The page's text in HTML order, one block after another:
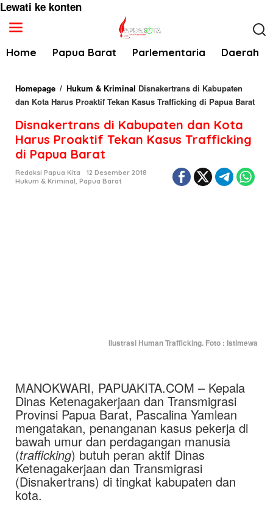
Lewati ke konten
Home Papua Barat Parlementaria Daerah
Homepage / Hukum & Kriminal Disnakertrans di Kabupaten
dan Kota Harus Proaktif Tekan Kasus Trafficking di Papua Barat
Disnakertrans di Kabupaten dan Kota
Harus Proaktif Tekan Kasus Trafficking
di Papua Barat
Redaksi Papua Kita
12 Desember 2018
Hukum & Kriminal, Papua Barat
Ilustrasi Human Trafficking. Foto : Istimewa
MANOKWARI, PAPUAKITA.COM – Kepala
Dinas Ketenagakerjaan dan Transmigrasi
Provinsi Papua Barat, Pascalina Yamlean
mengatakan, penanganan kasus pekerja di
bawah umur dan perdagangan manusia
(trafficking) butuh peran aktif Dinas
Ketenagakerjaan dan Transmigrasi
(Disnakertrans) di tingkat kabupaten dan
kota.